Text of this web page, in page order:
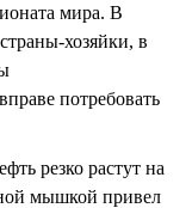
мира. В
хозяйки, в
потребовать
резко растут на
мышкой привел